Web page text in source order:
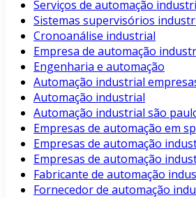
Serviços de automação
Sistemas supervisórios
Cronoanálise industrial
Empresa de automação
Engenharia e automação
Automação industrial
Automação industrial
Automação industrial são
Empresas de automação em sp
Empresas de automação
Empresas de automação
Fabricante de automação
Fornecedor de automação